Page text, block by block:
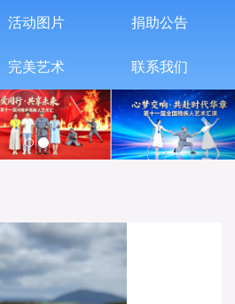
活动图片 捐助公告
完美艺术 联系我们
N
e
x
t